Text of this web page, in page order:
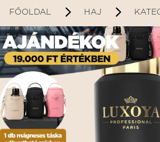
FŐOLDAL HAJ